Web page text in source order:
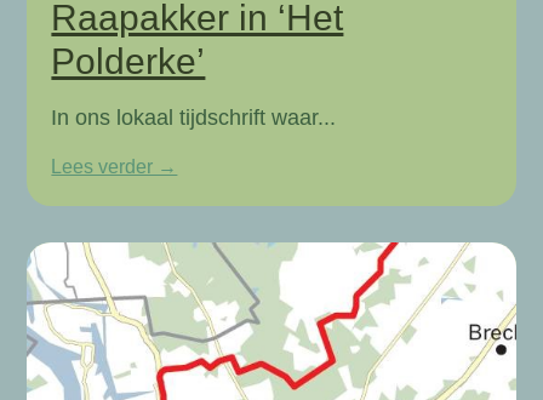
Raapakker in ‘Het
Polderke’
In ons lokaal tijdschrift waar...
Lees verder →